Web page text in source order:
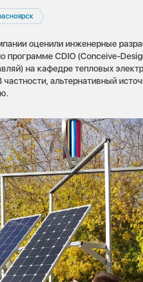
оценили инженерные
программе CDIO (Conceive-
на кафедре тепловых
альтернативный